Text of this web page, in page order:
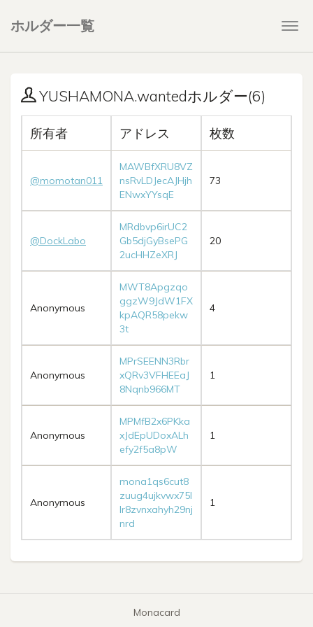
ホルダー一覧
YUSHAMONA.wantedホルダー(6)
所有者 アドレス 枚数
@momotan011
MAWBfXRU8VZ
nsRvLDJecAJHjh
ENwxYYsqE
73
@DockLabo
MRdbvp6irUC2
Gb5djGyBsePG
2ucHHZeXRJ
20
Anonymous
MWT8Apgzqo
ggzW9JdW1FX
kpAQR58pekw
3t
4
Anonymous
MPrSEENN3Rbr
xQRv3VFHEEaJ
8Nqnb966MT
1
Anonymous
MPMfB2x6PKka
xJdEpUDoxALh
efy2f5a8pW
1
Anonymous
mona1qs6cut8
zuug4ujkvwx75l
lr8zvnxahyh29nj
nrd
1
Monacard